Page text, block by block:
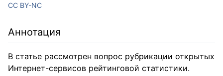
CC BY-NC
Аннотация
В статье рассмотрен вопрос рубрикации открытых
Интернет-сервисов рейтинговой статистики.